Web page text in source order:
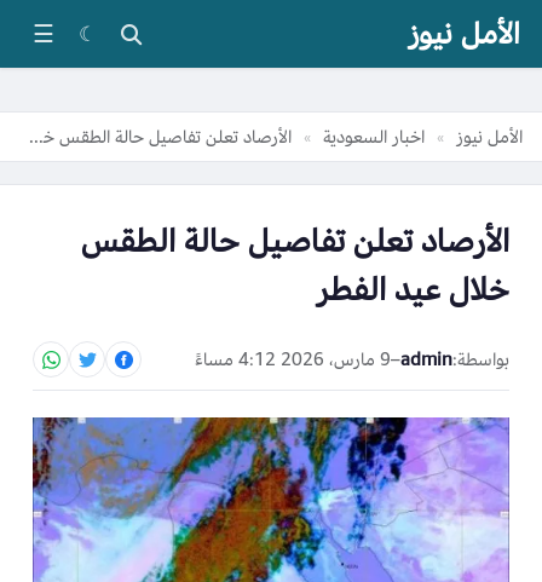
الأمل نيوز ☾
☰
الأمل نيوز » اخبار السعودية » الأرصاد تعلن تفاصيل حالة الطقس خلال عيد الفطر
الأرصاد تعلن تفاصيل حالة الطقس
خلال عيد الفطر
بواسطة:admin
–9 مارس، 2026 4:12 مساءً